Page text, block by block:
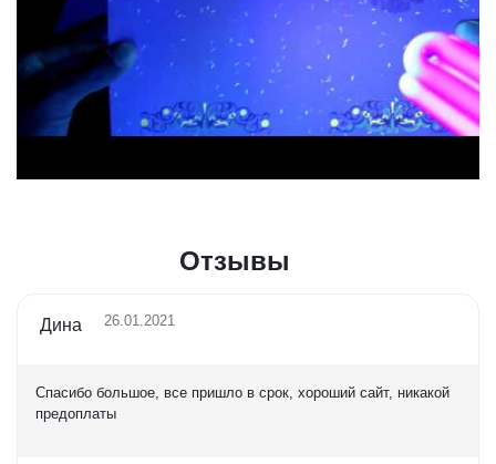
Отзывы
Дина 26.01.2021
Спасибо большое, все пришло в срок, хороший сайт, никакой
предоплаты